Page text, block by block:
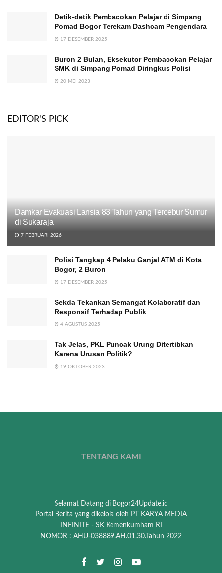
Detik-detik Pembacokan Pelajar di Simpang
Pomad Bogor Terekam Dashcam Pengendara
17 DESEMBER 2025
Buron 2 Bulan, Eksekutor Pembacokan Pelajar
SMK di Simpang Pomad Diringkus Polisi
20 MEI 2023
EDITOR'S PICK
Damkar Evakuasi Lansia 83 Tahun yang Tercebur Sumur
di Sukaraja
7 FEBRUARI 2026
Polisi Tangkap 4 Pelaku Ganjal ATM di Kota
Bogor, 2 Buron
17 DESEMBER 2025
Sekda Tekankan Semangat Kolaboratif dan
Responsif Terhadap Publik
4 AGUSTUS 2025
Tak Jelas, PKL Puncak Urung Ditertibkan
Karena Urusan Politik?
19 OKTOBER 2023
TENTANG KAMI
Selamat Datang di Bogor24Update.id
Portal Berita yang dikelola oleh PT KARYA MEDIA
INFINITE - SK Kemenkumham RI
NOMOR : AHU-038889.AH.01.30.Tahun 2022